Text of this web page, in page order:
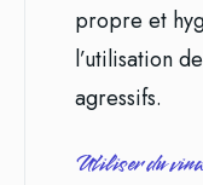
propre et
l’utilisation
agressifs.
Utiliser du